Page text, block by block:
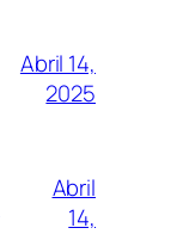
Abril 14,
2025
Abril
14,